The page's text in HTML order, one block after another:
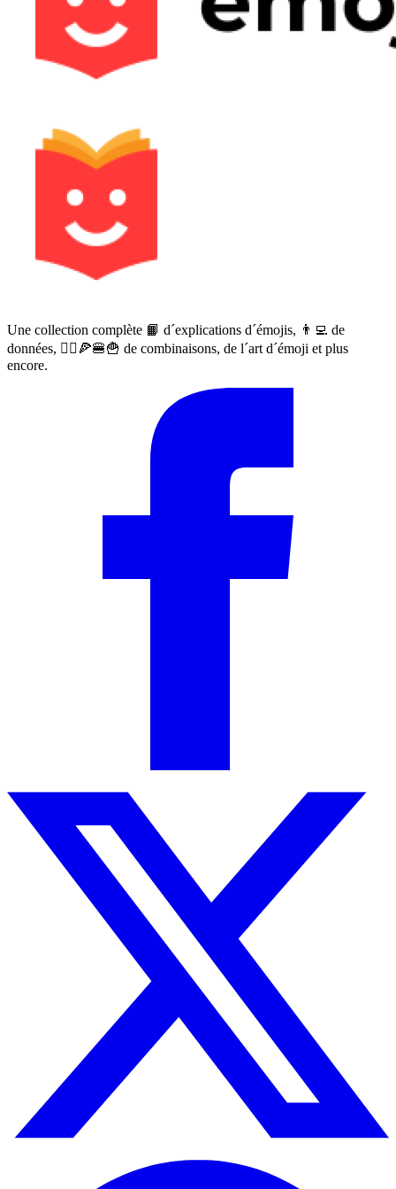
Une collection complète 📙 d´explications d´émojis, 👨‍💻 de
données, 🙅‍♀️🍕🍔🍟 de combinaisons, de l´art d´émoji et plus
encore.